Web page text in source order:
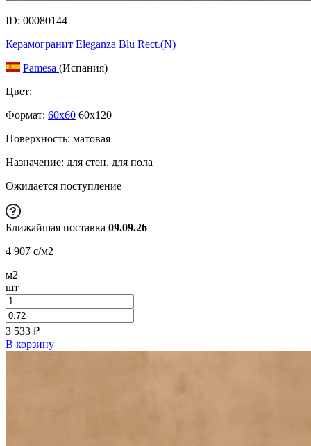
ID: 00080144
Керамогранит Eleganza Blu Rect.(N)
Pamesa (Испания)
Цвет:
Формат: 60x60 60x120
Поверхность: матовая
Назначение: для стен, для пола
Ожидается поступление
Ближайшая поставка 09.09.26
4 907 c/м2
м2
шт
3 533 ₽
В корзину